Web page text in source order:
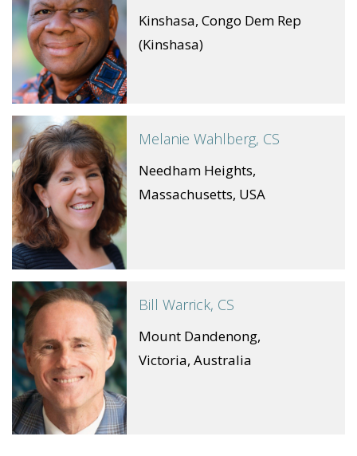
Kinshasa, Congo Dem Rep
(Kinshasa)
Melanie Wahlberg, CS
Needham Heights,
Massachusetts, USA
Bill Warrick, CS
Mount Dandenong,
Victoria, Australia